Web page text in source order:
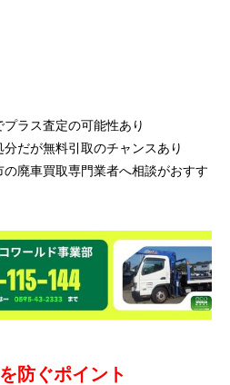
ラス査定の可能性あり
だが無料引取のチャンスあり
廃車買取専門業者へ相談がおすす
防ぐポイント